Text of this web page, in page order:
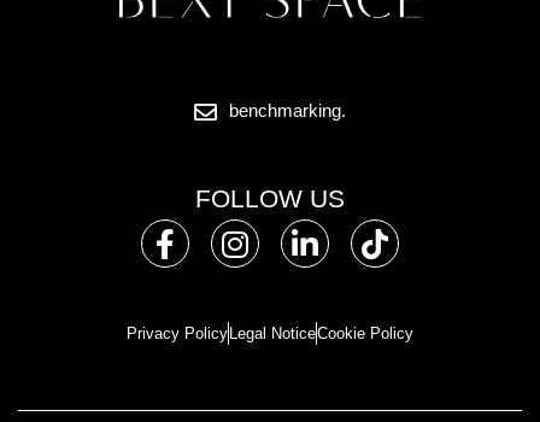
benchmarking.
FOLLOW US
Privacy Policy Legal NoticeCookie Policy